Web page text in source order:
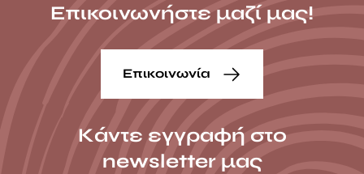
Επικοινωνήστε μαζί μας!
Επικοινωνία
Κάντε εγγραφή στο
newsletter μας